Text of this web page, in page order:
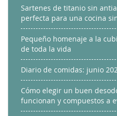
Sartenes de titanio sin
perfecta para una cocina
Pequeño homenaje a la
de toda la vida
Diario de comidas: junio
Cómo elegir un buen
funcionan y compuestos a